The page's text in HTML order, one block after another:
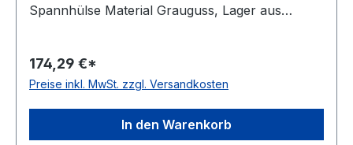
Spannhülse Material Grauguss, Lager aus
+120 °C Ausführung für Linearbewegungen
Befestigung Spannhülse
174,29 €*
Preise inkl. MwSt. zzgl. Versandkosten
In den Warenkorb